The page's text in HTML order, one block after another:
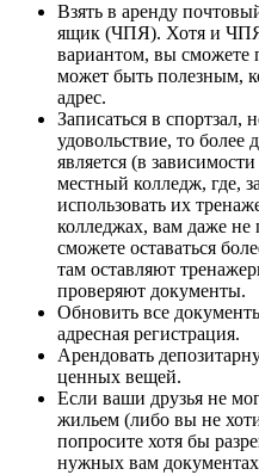
Взять в аренду
ящик (ЧПЯ). Хотя и ЧПЯ
вариантом, вы сможете
может быть полезным,
адрес.
Записаться в спортзал,
удовольствие, то более
является (в
местный колледж, где,
использовать их
колледжах, вам даже не
сможете оставаться
там оставляют
проверяют документы.
Обновить все
адресная регистрация.
Арендовать
ценных вещей.
Если ваши друзья не
жильем (либо вы не
попросите хотя бы
нужных вам